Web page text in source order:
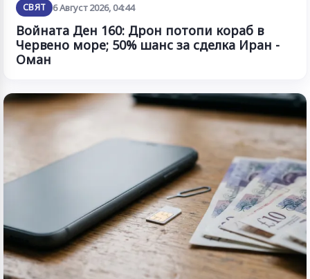
СВЯТ 6 Август 2026, 04:44
Войната Ден 160: Дрон потопи кораб в
Червено море; 50% шанс за сделка Иран -
Оман